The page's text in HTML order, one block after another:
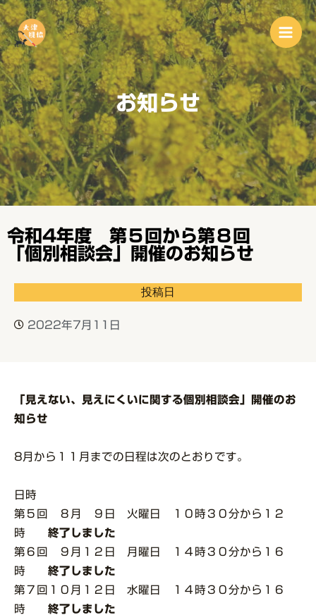
お知らせ
令和4年度 第５回から第８回
「個別相談会」開催のお知らせ
投稿日
2022年7月11日
「見えない、見えにくいに関する個別相談会」開催のお
知らせ
8月から１１月までの日程は次のとおりです。
日時
第５回 ８月 ９日 火曜日 １０時３０分から１２
時 終了しました
第６回 ９月１２日 月曜日 １４時３０分から１６
時 終了しました
第７回１０月１２日 水曜日 １４時３０分から１６
時 終了しました